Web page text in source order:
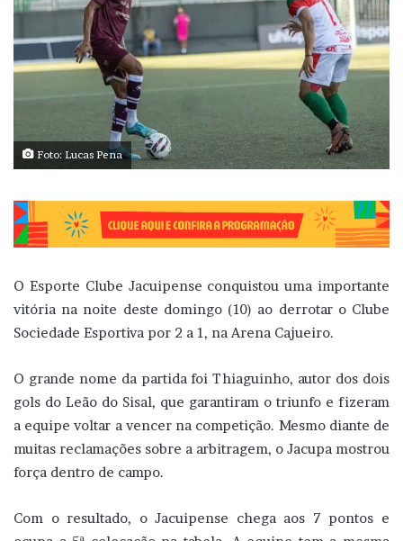
Foto: Lucas Pena
O Esporte Clube Jacuipense conquistou uma importante
vitória na noite deste domingo (10) ao derrotar o Clube
Sociedade Esportiva por 2 a 1, na Arena Cajueiro.
O grande nome da partida foi Thiaguinho, autor dos dois
gols do Leão do Sisal, que garantiram o triunfo e fizeram
a equipe voltar a vencer na competição. Mesmo diante de
muitas reclamações sobre a arbitragem, o Jacupa mostrou
força dentro de campo.
Com o resultado, o Jacuipense chega aos 7 pontos e